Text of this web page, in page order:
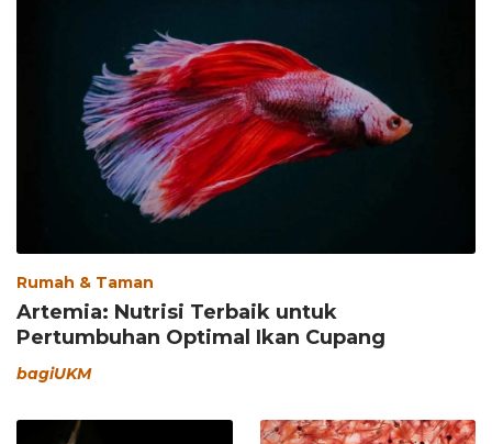
Rumah & Taman
Artemia: Nutrisi Terbaik untuk
Pertumbuhan Optimal Ikan Cupang
bagiUKM